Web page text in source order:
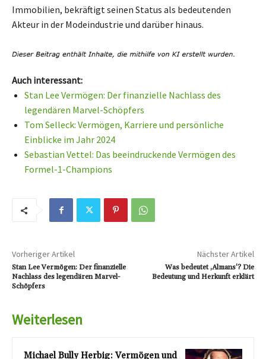
Immobilien, bekräftigt seinen Status als bedeutenden
Akteur in der Modeindustrie und darüber hinaus.
Auch interessant:
Stan Lee Vermögen: Der finanzielle Nachlass des
legendären Marvel-Schöpfers
Tom Selleck: Vermögen, Karriere und persönliche
Einblicke im Jahr 2024
Sebastian Vettel: Das beeindruckende Vermögen des
Formel-1-Champions
Vorheriger Artikel
Stan Lee Vermögen: Der finanzielle
Nachlass des legendären Marvel-
Schöpfers
Nächster Artikel
Was bedeutet ‚Almans‘? Die
Bedeutung und Herkunft erklärt
Weiterlesen
Michael Bully Herbig: Vermögen und